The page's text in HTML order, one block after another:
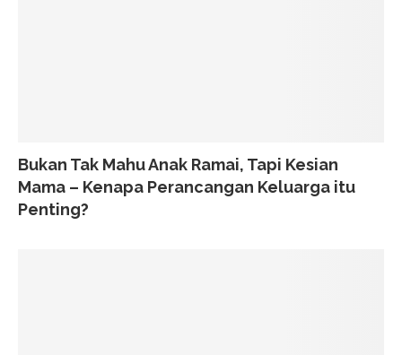
Bukan Tak Mahu Anak Ramai, Tapi Kesian
Mama – Kenapa Perancangan Keluarga itu
Penting?